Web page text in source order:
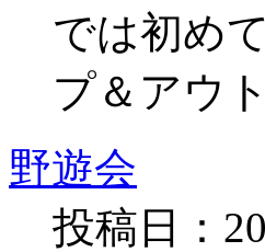
では初め
プ＆アウ
野遊会
投稿日：